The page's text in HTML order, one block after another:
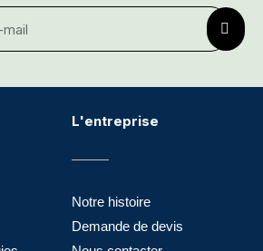
L'entreprise
Notre histoire
Demande de devis